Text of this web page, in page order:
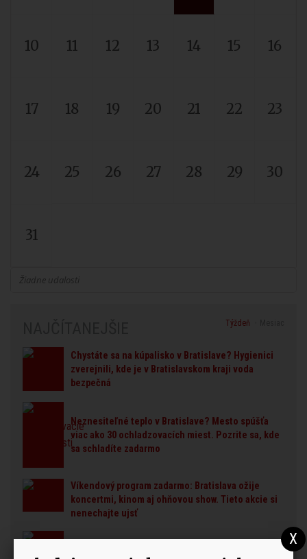
10 11 12 13 14 15 16
17 18 19 20 21 22 23
24 25 26 27 28 29 30
31
Žiadne udalosti
Týždeň
Chystáte sa na kúpalisko v Bratislave? Hygienici
zverejnili, kde je v Bratislavskom kraji voda
bezpečná
Neznesiteľné teplo v Bratislave? Mesto spúšťa
viac ako 30 ochladzovacích miest. Pozrite sa, kde
sa schladíte zadarmo
Víkendový program zadarmo: Bratislava ožije
koncertmi, kinom aj ohňovou show. Tieto akcie si
nenechajte ujsť